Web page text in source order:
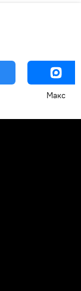
Макс